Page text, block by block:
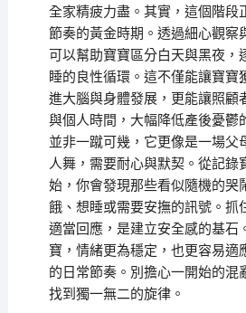
全家精疲力盡。其實，這個階段
節奏的黃金時期。透過細心觀察
可以幫助寶寶區分白天與黑夜，
睡的良性循環。這不僅能讓寶寶
進大腦與身體發展，更能讓照顧
與個人時間，大幅降低產後憂鬱
並非一蹴可幾，它更像是一場父
人舞，需要耐心與默契。從記錄
始，你會發現那些看似隨機的哭
餓、想睡或需要安撫的訊號。抓
適當回應，是建立安全感的基石
寶，情緒更為穩定，也更容易適
的日常節奏。別擔心一開始的混
找到獨一無二的旋律。